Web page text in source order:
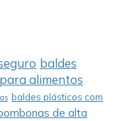
baldes
alimentos
baldes plásticos com
de alta